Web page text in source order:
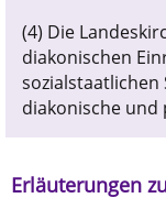
(4) Die
diakonischen
diakonische und
Erläuterungen